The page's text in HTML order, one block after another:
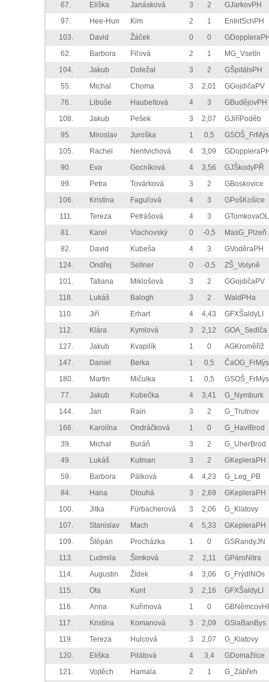
67. Eliška Janásková 3 2
GJarkovPH
97.
Hee-Hun Kim 2 1
EnIntSchPH
103.
David Žáček 0 0
62.
Barbora Fiľová 2 1
MG_Vsetín
104.
Jakub Doležal 3 2
GŠpitálsPH
55.
Michal Choma 3 2,01
GGojdičaPV
76.
Libuše Haubeltová 4 3
GBudějovPH
108.
Jakub Pešek 3 2,07
GJiříPoděb
95.
Miroslav Juroška 1 0,5
GSOŠ_FrMýs
105.
Rachel Nentvichová 4 3,09
90.
Eva Gocníková 4 3,56
GJŠkodyPŘ
99.
Petra Továrková 3 2
GBoskovice
106.
Kristína Faguľová 4 3
GPošKošice
111.
Tereza Petrášová 4 3
GTomkovaOL
81.
Karel Vlachovský 0 -0,5
MasG_Plzeň
82.
David Kubeša 4 3
GVoděraPH
124.
Ondřej Sellner 0 -0,5
ZŠ_Volyně
101.
Tatiana Miklošová 3 2
GGojdičaPV
118.
Lukáš Balogh 3 2
WaldPHa
110.
Jiří Erhart 4 4,43
GFXŠaldyLI
112.
Klára Kymlová 3 2,12
GOA_Sedlča
127.
Jakub Kvapilík 1 0
AGKroměříž
147.
Daniel Berka 1 0,5
ČaOG_FrMýs
180.
Martin Mičulka 1 0,5
GSOŠ_FrMýs
77.
Jakub Kubečka 4 3,41
G_Nymburk
144.
Jan Rain 3 2
G_Trutnov
166.
Karolína Ondráčková 1 0
G_HavlBrod
39.
Michal Buráň 3 2
G_UherBrod
49.
Lukáš Kutman 3 2
GKepleraPH
59.
Barbora Pálková 4 4,23
G_Leg_PB
84.
Hana Dlouhá 3 2,69
GKepleraPH
100.
Jitka Fürbacherová 3 2,06
G_Klatovy
107.
Stanislav Mach 4 5,33
GKepleraPH
109.
Štěpán Procházka 1 0
GSRandyJN
113.
Ľudmila Šimková 2 2,11
GPároNitra
114.
Augustin Žídek 4 3,06
G_FrýdlNOs
115.
Ota Kunt 3 2,16
GFXŠaldyLI
116.
Anna Kuřimová 1 0
117.
Kristína Komanová 3 2,09
GSlaBanBys
119.
Tereza Hulcová 3 2,07
G_Klatovy
120.
Eliška Pilátová 4 3,4
GDomažlice
121.
Vojtěch Hamala 2 1
G_Zábřeh